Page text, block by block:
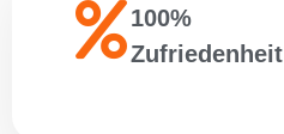
100%
Zufriedenheit